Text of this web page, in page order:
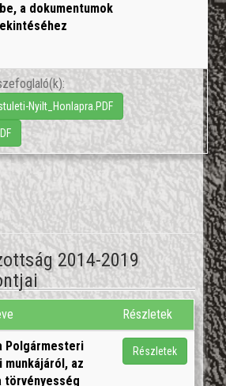
a dokumentumok
Nyilt_Honlapra.PDF
2014-2019
Részletek
Polgármesteri
munkájáról, az
törvényesség
Részletek